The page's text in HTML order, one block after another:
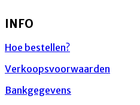
INFO
Hoe bestellen?
Verkoopsvoorwaarden
Bankgegevens